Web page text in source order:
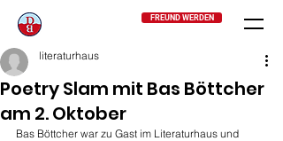
FREUND WERDEN
Poetry Slam mit Bas Böttcher
am 2. Oktober
literaturhaus
Bas Böttcher war zu Gast im Literaturhaus und